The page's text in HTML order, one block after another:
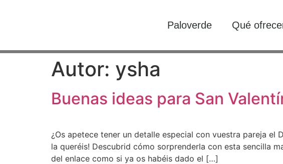
Paloverde Qué
Autor: ysha
Buenas ideas para San
¿Os apetece tener un detalle especial con vuestra pareja el
la queréis! Descubrid cómo sorprenderla con esta sencilla
del enlace como si ya os habéis dado el […]